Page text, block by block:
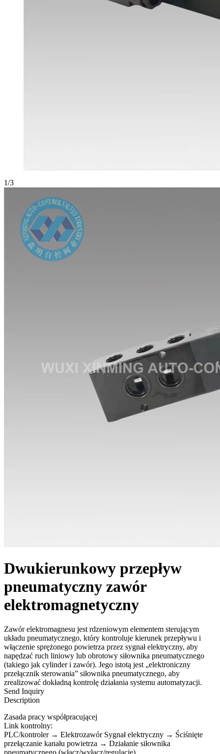
1/3
Dwukierunkowy przepływ
pneumatyczny zawór
elektromagnetyczny
Zawór elektromagnesu jest rdzeniowym elementem sterującym
układu pneumatycznego, który kontroluje kierunek przepływu i
włączenie sprężonego powietrza przez sygnał elektryczny, aby
napędzać ruch liniowy lub obrotowy siłownika pneumatycznego
(takiego jak cylinder i zawór). Jego istotą jest „elektroniczny
przełącznik sterowania” siłownika pneumatycznego, aby
zrealizować dokładną kontrolę działania systemu automatyzacji.
Send Inquiry
Description
Zasada pracy współpracującej
Link kontrolny:
PLC/kontroler → Elektrozawór Sygnał elektryczny → Ściśnięte
przełączanie kanału powietrza → Działanie siłownika
pneumatycznego (włącz/wyłącz/regulację).